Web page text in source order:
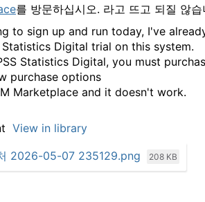
를 방문하십시오. 라고 뜨고 되질 않
to sign up and run today, I've
Statistics Digital trial on this system.
Statistics Digital, you must
purchase options
Marketplace and it doesn't work.
View in library
2026-05-07 235129.png
208 KB